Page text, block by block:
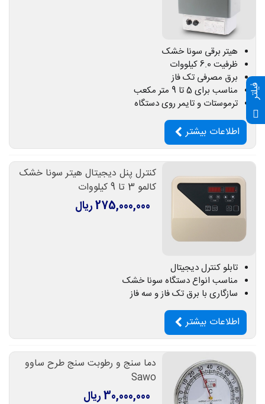
هیتر برقی سونا خشک
ظرفیت 6.0 کیلووات
برق مصرفی تک فاز
مناسب برای 5 تا 9 متر مکعب
ترموستات و تایمر روی دستگاه
اطلاعات بیشتر
کنترل پنل دیجیتال هیتر سونا خشک
کالمو 3 تا 9 کیلووات
275,000,000 ریال
تابلو کنترل دیجیتال
مناسب انواع دستگاه سونا خشک
سازگاری با برق تک فاز و سه فاز
اطلاعات بیشتر
دما سنج و رطوبت سنج طرح ساوو
Sawo
30,000,000 ریال
فیلتر